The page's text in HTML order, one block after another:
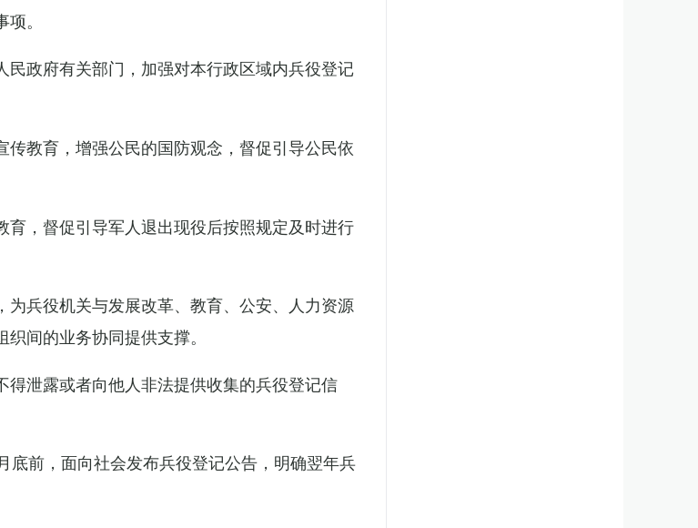
。
政府有关部门，加强对本行政区域内兵役登记
教育，增强公民的国防观念，督促引导公民依
，督促引导军人退出现役后按照规定及时进行
兵役机关与发展改革、教育、公安、人力资源
间的业务协同提供支撑。
泄露或者向他人非法提供收集的兵役登记信
前，面向社会发布兵役登记公告，明确翌年兵